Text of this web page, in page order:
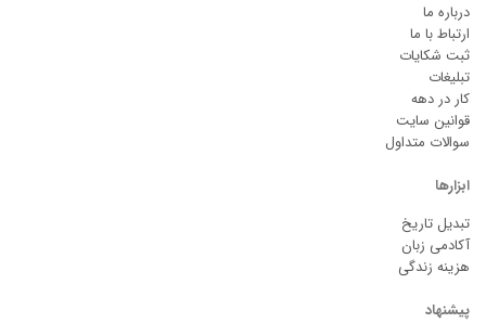
درباره ما
ارتباط با ما
ثبت شکایات
تبلیغات
کار در دهه
قوانین سایت
سوالات متداول
ابزارها
تبدیل تاریخ
آکادمی زبان
هزینه زندگی
پیشنهاد